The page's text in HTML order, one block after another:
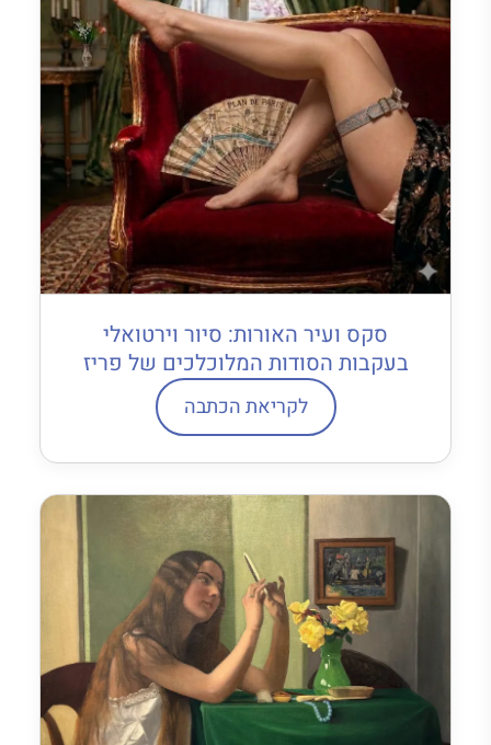
סקס ועיר האורות: סיור וירטואלי
בעקבות הסודות המלוכלכים של פריז
לקריאת הכתבה